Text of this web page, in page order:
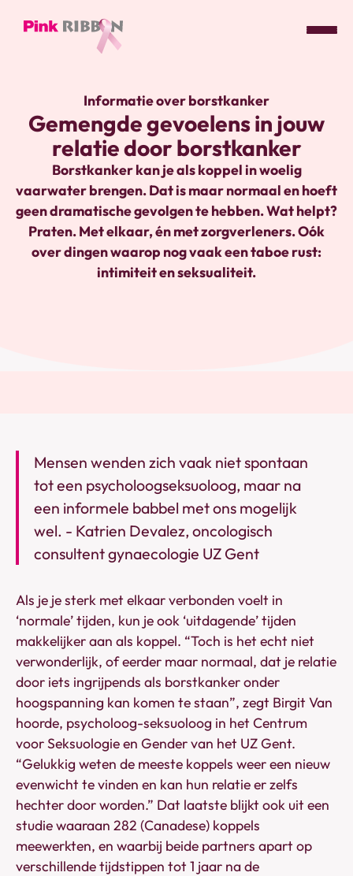
homepage
Informatie over borstkanker
Gemengde gevoelens in jouw
relatie door borstkanker
Borstkanker kan je als koppel in woelig
vaarwater brengen. Dat is maar normaal en hoeft
geen dramatische gevolgen te hebben. Wat helpt?
Praten. Met elkaar, én met zorgverleners. Oók
over dingen waarop nog vaak een taboe rust:
intimiteit en seksualiteit.
Mensen wenden zich vaak niet spontaan
tot een psycholoogseksuoloog, maar na
een informele babbel met ons mogelijk
wel. - Katrien Devalez, oncologisch
consultent gynaecologie UZ Gent
Als je je sterk met elkaar verbonden voelt in
‘normale’ tijden, kun je ook ‘uitdagende’ tijden
makkelijker aan als koppel. “Toch is het echt niet
verwonderlijk, of eerder maar normaal, dat je relatie
door iets ingrijpends als borstkanker onder
hoogspanning kan komen te staan”, zegt Birgit Van
hoorde, psycholoog-seksuoloog in het Centrum
voor Seksuologie en Gender van het UZ Gent.
“Gelukkig weten de meeste koppels weer een nieuw
evenwicht te vinden en kan hun relatie er zelfs
hechter door worden.” Dat laatste blijkt ook uit een
studie waaraan 282 (Canadese) koppels
meewerkten, en waarbij beide partners apart op
verschillende tijdstippen tot 1 jaar na de